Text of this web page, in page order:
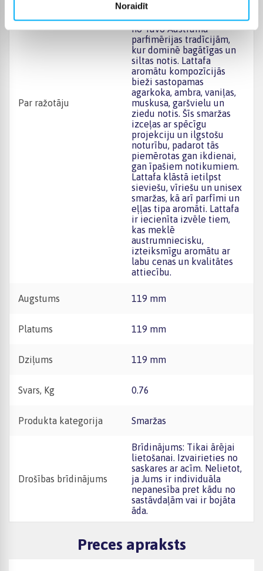
Noraidīt
Par ražotāju
smaržas tiek radītas
Dubaijā, iedvesmojoties
no Tuvo Austrumu
parfimērijas tradīcijām,
kur dominē bagātīgas un
siltas notis. Lattafa
aromātu kompozīcijās
bieži sastopamas
agarkoka, ambra, vaniļas,
muskusa, garšvielu un
ziedu notis. Šīs smaržas
izceļas ar spēcīgu
projekciju un ilgstošu
noturību, padarot tās
piemērotas gan ikdienai,
gan īpašiem notikumiem.
Lattafa klāstā ietilpst
sieviešu, vīriešu un unisex
smaržas, kā arī parfīmi un
eļļas tipa aromāti. Lattafa
ir iecienīta izvēle tiem,
kas meklē
austrumniecisku,
izteiksmīgu aromātu ar
labu cenas un kvalitātes
attiecību.
Augstums 119 mm
Platums 119 mm
Dziļums 119 mm
Svars, Kg 0.76
Produkta kategorija Smaržas
Drošības brīdinājums
Brīdinājums: Tikai ārējai
lietošanai. Izvairieties no
saskares ar acīm. Nelietot,
ja Jums ir individuāla
nepanesība pret kādu no
sastāvdaļām vai ir bojāta
āda.
Preces apraksts